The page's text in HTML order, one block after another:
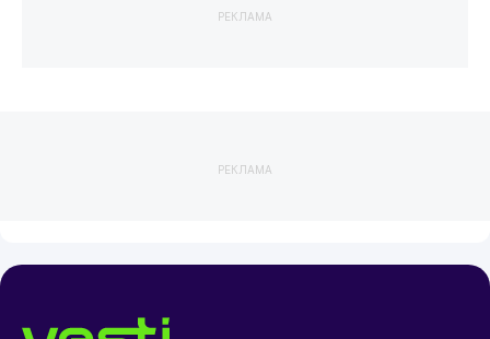
РЕКЛАМА
РЕКЛАМА